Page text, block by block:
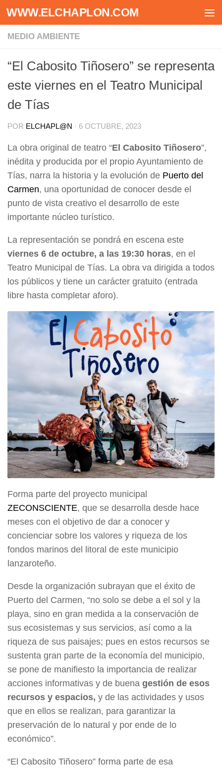
Saltar al contenido
WWW.ELCHAPLON.COM
MEDIO AMBIENTE
“El Cabosito Tiñosero” se representa
este viernes en el Teatro Municipal
de Tías
POR ELCHAPL@N · 6 OCTUBRE, 2023
La obra original de teatro “El Cabosito Tiñosero”,
inédita y producida por el propio Ayuntamiento de
Tías, narra la historia y la evolución de Puerto del
Carmen, una oportunidad de conocer desde el
punto de vista creativo el desarrollo de este
importante núcleo turístico.
La representación se pondrá en escena este
viernes 6 de octubre, a las 19:30 horas, en el
Teatro Municipal de Tías. La obra va dirigida a todos
los públicos y tiene un carácter gratuito (entrada
libre hasta completar aforo).
Forma parte del proyecto municipal
ZECONSCIENTE, que se desarrolla desde hace
meses con el objetivo de dar a conocer y
concienciar sobre los valores y riqueza de los
fondos marinos del litoral de este municipio
lanzaroteño.
Desde la organización subrayan que el éxito de
Puerto del Carmen, “no solo se debe a el sol y la
playa, sino en gran medida a la conservación de
sus ecosistemas y sus servicios, así como a la
riqueza de sus paisajes; pues en estos recursos se
sustenta gran parte de la economía del municipio,
se pone de manifiesto la importancia de realizar
acciones informativas y de buena gestión de esos
recursos y espacios, y de las actividades y usos
que en ellos se realizan, para garantizar la
preservación de lo natural y por ende de lo
económico”.
“El Cabosito Tiñosero” forma parte de esa